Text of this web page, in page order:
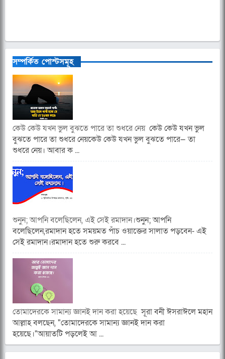
সম্পর্কিত পোস্টসমূহ
কেউ কেউ যখন ভুল বুঝতে পারে তা শুধরে নেয়কেউ কেউ যখন ভুল
বুঝতে পারে তা শুধরে নেয়কেউ কেউ যখন ভুল বুঝতে পারে— তা
শুধরে নেয়। আবার ক ...
শুনুন; আপনি বলেছিলেন, এই সেই রমাদান।শুনুন; আপনি
বলেছিলেন,রমাদান হতে সময়মত পাঁচ ওয়াক্তের সালাত পড়বেন- এই
সেই রমাদান।রমাদান হতে শুরু করবে ...
তোমাদেরকে সামান্য জ্ঞানই দান করা হয়েছে সূরা বনী ঈসরাঈলে মহান
আল্লাহ বলছেন, "তোমাদেরকে সামান্য জ্ঞানই দান করা
হয়েছে।"আয়াতটি পড়লেই আ ...